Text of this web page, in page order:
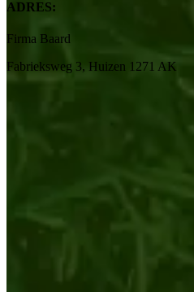
ADRES:
Firma Baard
Fabrieksweg 3, Huizen 1271 AK